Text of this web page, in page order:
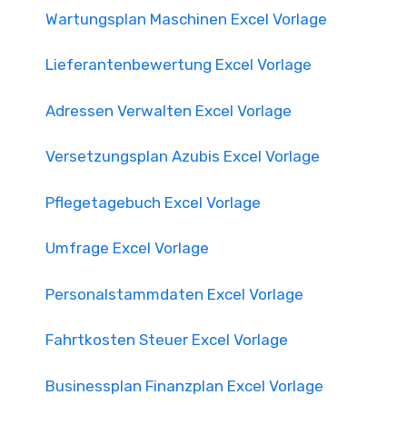
Wartungsplan Maschinen Excel Vorlage
Lieferantenbewertung Excel Vorlage
Adressen Verwalten Excel Vorlage
Versetzungsplan Azubis Excel Vorlage
Pflegetagebuch Excel Vorlage
Umfrage Excel Vorlage
Personalstammdaten Excel Vorlage
Fahrtkosten Steuer Excel Vorlage
Businessplan Finanzplan Excel Vorlage